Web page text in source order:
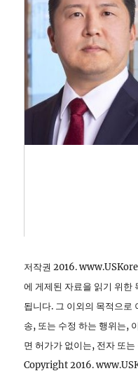
저작권 2016.
에 게제된 자료을 읽기 위한
됩니다. 그 이외의 목적으로
송, 또는 수정 하는 행위는,
면 허가가 없이는, 전자 또
Copyright 2016.